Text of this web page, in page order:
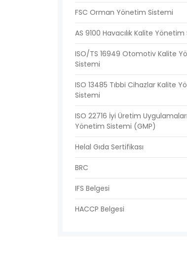
FSC Orman Yönetim Sistemi
AS 9100 Havacılık Kalite
ISO/TS 16949 Otomotiv Kalite
Sistemi
ISO 13485 Tıbbi Cihazlar Kalite
Sistemi
ISO 22716 İyi Üretim Uygulamaları
Yönetim Sistemi (GMP)
Helal Gıda Sertifikası
BRC
IFS Belgesi
HACCP Belgesi